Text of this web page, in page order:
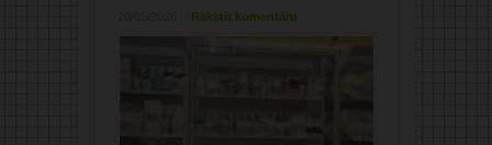
Rakstīt komentāru